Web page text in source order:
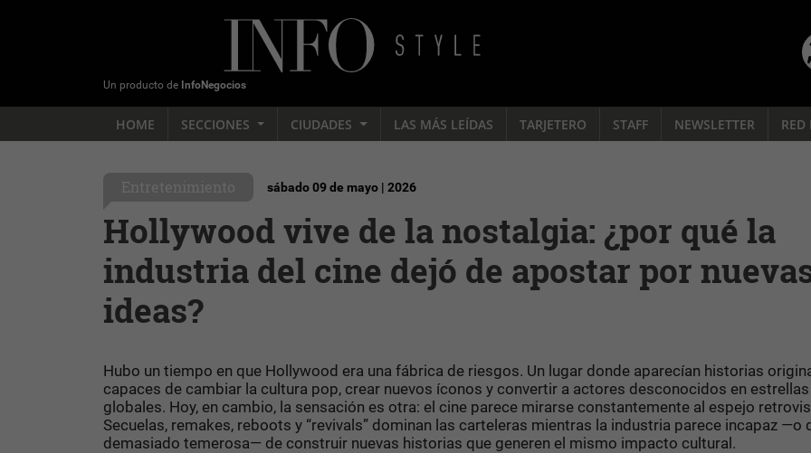
Un producto de InfoNegocios
HOME SECCIONES CIUDADES LAS MÁS LEÍDAS TARJETERO STAFF NEWSLETTER RED
sábado 09 de mayo | 2026
Hollywood vive de la nostalgia: ¿por qué la
industria del cine dejó de apostar por
ideas?
Hubo un tiempo en que Hollywood era una fábrica de riesgos. Un lugar donde aparecían historias
capaces de cambiar la cultura pop, crear nuevos íconos y convertir a actores desconocidos en estrellas
globales. Hoy, en cambio, la sensación es otra: el cine parece mirarse constantemente al espejo
Secuelas, remakes, reboots y “revivals” dominan las carteleras mientras la industria parece incapaz —o
demasiado temerosa— de construir nuevas historias que generen el mismo impacto cultural.